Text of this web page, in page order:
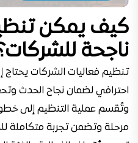
كيف يمكن
ناجحة
تنظيم فعاليات الشركات
احترافي لضمان نجاح الحدث
وتُقسم عملية التنظيم إلى
مرحلة وتضمن تجربة متكاملة